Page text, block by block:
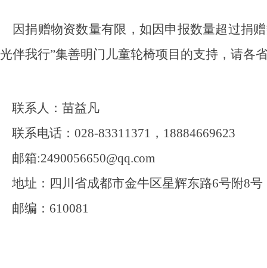
因捐赠物资数量有限，如因申报数量超过捐
光伴我行”集善明门儿童轮椅项目的支持，请各
联系人：苗益凡
联系电话：028-83311371 ， 18884669623
邮箱:2490056650@qq.com
地址：四川省成都市金牛区星辉东路6号附8号
邮编：610081